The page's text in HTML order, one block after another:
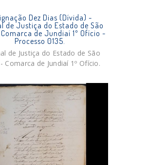
Dez Dias (Dívida) -
de Justiça do Estado de São
de Jundiaí 1º Ofício -
Processo 0135.
de Justiça do Estado de São
Comarca de Jundiaí 1º Ofício.